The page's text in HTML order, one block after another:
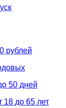
рублей
50 дней
18 до 65 лет